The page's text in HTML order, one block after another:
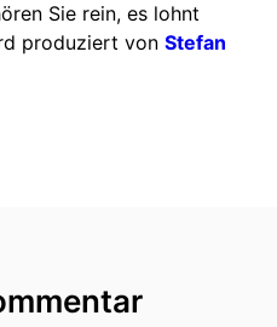
Sie rein, es lohnt
produziert von Stefan